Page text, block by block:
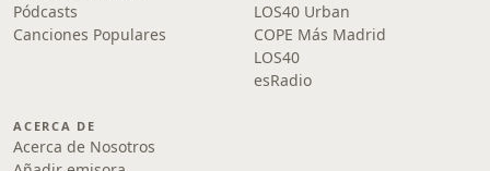
Pódcasts
Canciones Populares
LOS40 Urban
COPE Más Madrid
LOS40
esRadio
ACERCA DE
Acerca de Nosotros